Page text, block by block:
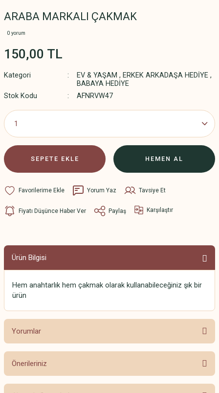
ARABA MARKALI ÇAKMAK
0 yorum
150,00 TL
Kategori EV & YAŞAM , ERKEK ARKADAŞA HEDİYE ,
BABAYA HEDİYE
Stok Kodu
AFNRVW47
SEPETE EKLE HEMEN AL
Yorum Yaz Tavsiye Et
Fiyatı Düşünce Haber Ver Paylaş Karşılaştır
Ürün Bilgisi
Hem anahtarlık hem çakmak olarak kullanabileceğiniz şık bir
ürün
Yorumlar
Bu ürüne ilk yorumu siz yapın!
Önerileriniz
Bu ürünün fiyat bilgisi, resim, ürün açıklamalarında ve diğer konularda